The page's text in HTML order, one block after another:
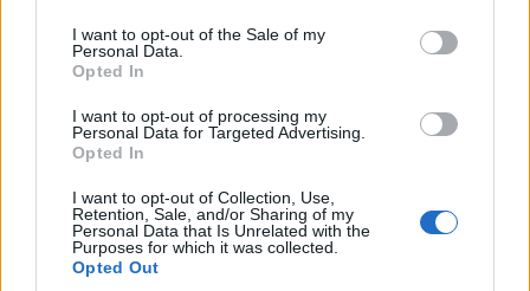
I want to opt-out of the Sale of my
Personal Data.
Opted In
I want to opt-out of processing my
Personal Data for Targeted Advertising.
Opted In
I want to opt-out of Collection, Use,
Retention, Sale, and/or Sharing of my
Personal Data that Is Unrelated with the
Purposes for which it was collected.
Opted Out
Arhiva sondajelor